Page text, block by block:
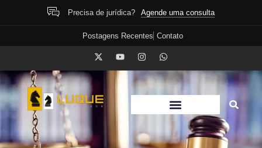
Precisa de jurídica? Agende uma consulta
Postagens Recentes Contato